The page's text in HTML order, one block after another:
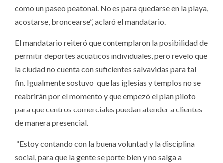
como un paseo peatonal. No es para quedarse en la playa,
acostarse, broncearse”, aclaró el mandatario.
El mandatario reiteró que contemplaron la posibilidad de
permitir deportes acuáticos individuales, pero reveló que
la ciudad no cuenta con suficientes salvavidas para tal
fin. Igualmente sostuvo que las iglesias y templos no se
reabrirán por el momento y que empezó el plan piloto
para que centros comerciales puedan atender a clientes
de manera presencial.
“Estoy contando con la buena voluntad y la disciplina
social, para que la gente se porte bien y no salga a